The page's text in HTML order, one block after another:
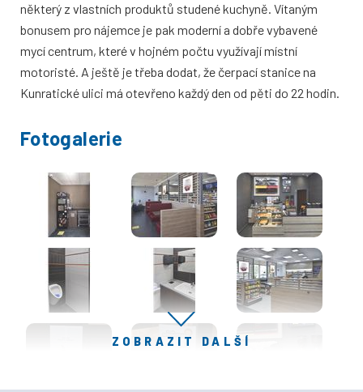
některý z vlastních produktů studené kuchyně. Vítaným
bonusem pro nájemce je pak moderní a dobře vybavené
mycí centrum, které v hojném počtu využívají místní
motoristé. A ještě je třeba dodat, že čerpací stanice na
Kunratické ulici má otevřeno každý den od pěti do 22 hodin.
Fotogalerie
ZOBRAZIT DALŠÍ